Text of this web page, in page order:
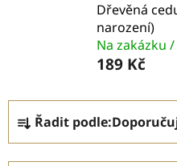
Dřevěná
narození)
Na zakázku
189 Kč
Ř
a
z
Řadit podle: